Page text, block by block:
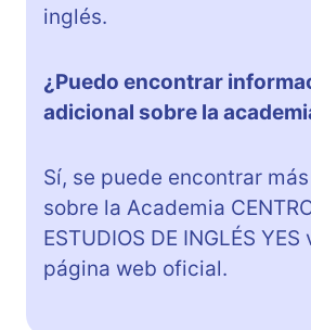
inglés.
¿Puedo encontrar
adicional sobre la
Sí, se puede encontrar
sobre la Academia
ESTUDIOS DE INGLÉS
página web oficial.